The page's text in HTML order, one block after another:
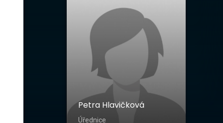
Petra Hlavičková
Úřednice